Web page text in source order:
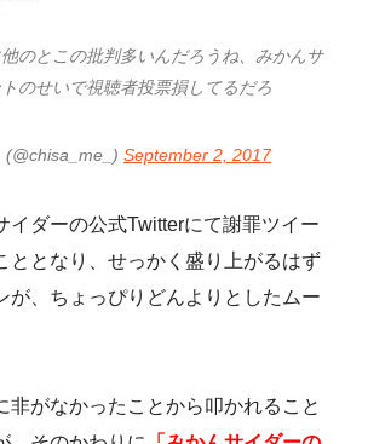
のとこの批判多いんだろうね、みかんサ
のせいで視聴者投票損してるだろ
September 2, 2017
イダーの公式Twitterにて謝罪ツイー
ととなり、せっかく盛り上がるはず
が、ちょっぴりどんよりとしたムー
非がなかったことから叩かれること